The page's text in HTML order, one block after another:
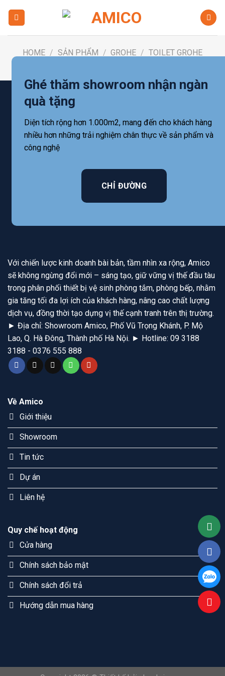
HOME / SẢN PHẨM / GROHE / TOILET GROHE
Ghé thăm showroom nhận ngàn
quà tặng
Diện tích rộng hơn 1.000m2, mang đến cho khách hàng
nhiều hơn những trải nghiệm chân thực về sản phẩm và
công nghệ
CHỈ ĐƯỜNG
Với chiến lược kinh doanh bài bản, tầm nhìn xa rộng, Amico
sẽ không ngừng đổi mới – sáng tạo, giữ vững vị thế đầu tàu
trong phân phối thiết bị vệ sinh phòng tắm, phòng bếp, nhằm
gia tăng tối đa lợi ích của khách hàng, nâng cao chất lượng
dịch vụ, đồng thời tạo dựng vị thế cạnh tranh trên thị trường.
► Địa chỉ: Showroom Amico, Phố Vũ Trọng Khánh, P. Mộ
Lao, Q. Hà Đông, Thành phố Hà Nội. ► Hotline: 09 3188
3188 - 0376 555 888
Về Amico
Giới thiệu
Showroom
Tin tức
Dự án
Liên hệ
Quy chế hoạt động
Cửa hàng
Chính sách bảo mật
Chính sách đổi trả
Hướng dẫn mua hàng